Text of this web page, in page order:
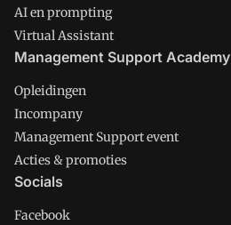
AI en prompting
Virtual Assistant
Management Support Academy
Opleidingen
Incompany
Management Support event
Acties & promoties
Socials
Facebook